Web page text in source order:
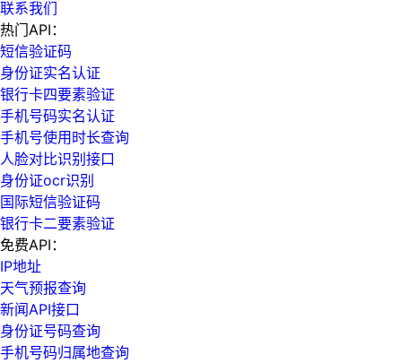
联系我们
热门API：
短信验证码
身份证实名认证
银行卡四要素验证
手机号码实名认证
手机号使用时长查询
人脸对比识别接口
身份证ocr识别
国际短信验证码
银行卡二要素验证
免费API：
IP地址
天气预报查询
新闻API接口
身份证号码查询
手机号码归属地查询